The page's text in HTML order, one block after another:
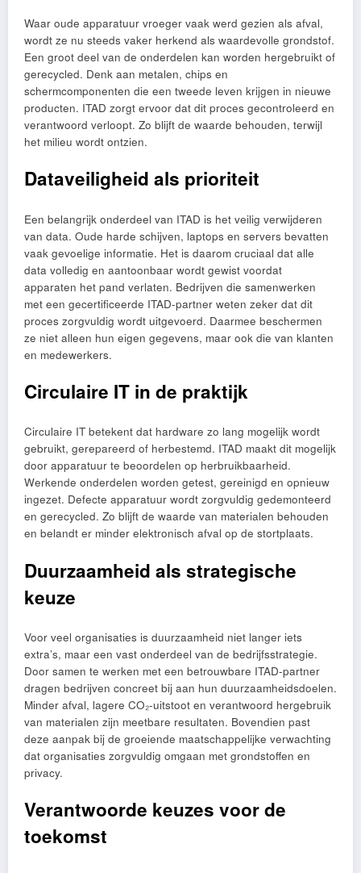
Waar oude apparatuur vroeger vaak werd gezien als afval,
wordt ze nu steeds vaker herkend als waardevolle grondstof.
Een groot deel van de onderdelen kan worden hergebruikt of
gerecycled. Denk aan metalen, chips en
schermcomponenten die een tweede leven krijgen in nieuwe
producten. ITAD zorgt ervoor dat dit proces gecontroleerd en
verantwoord verloopt. Zo blijft de waarde behouden, terwijl
het milieu wordt ontzien.
Dataveiligheid als prioriteit
Een belangrijk onderdeel van ITAD is het veilig verwijderen
van data. Oude harde schijven, laptops en servers bevatten
vaak gevoelige informatie. Het is daarom cruciaal dat alle
data volledig en aantoonbaar wordt gewist voordat
apparaten het pand verlaten. Bedrijven die samenwerken
met een gecertificeerde ITAD-partner weten zeker dat dit
proces zorgvuldig wordt uitgevoerd. Daarmee beschermen
ze niet alleen hun eigen gegevens, maar ook die van klanten
en medewerkers.
Circulaire IT in de praktijk
Circulaire IT betekent dat hardware zo lang mogelijk wordt
gebruikt, gerepareerd of herbestemd. ITAD maakt dit mogelijk
door apparatuur te beoordelen op herbruikbaarheid.
Werkende onderdelen worden getest, gereinigd en opnieuw
ingezet. Defecte apparatuur wordt zorgvuldig gedemonteerd
en gerecycled. Zo blijft de waarde van materialen behouden
en belandt er minder elektronisch afval op de stortplaats.
Duurzaamheid als strategische
keuze
Voor veel organisaties is duurzaamheid niet langer iets
extra’s, maar een vast onderdeel van de bedrijfsstrategie.
Door samen te werken met een betrouwbare ITAD-partner
dragen bedrijven concreet bij aan hun duurzaamheidsdoelen.
Minder afval, lagere CO₂-uitstoot en verantwoord hergebruik
van materialen zijn meetbare resultaten. Bovendien past
deze aanpak bij de groeiende maatschappelijke verwachting
dat organisaties zorgvuldig omgaan met grondstoffen en
privacy.
Verantwoorde keuzes voor de
toekomst